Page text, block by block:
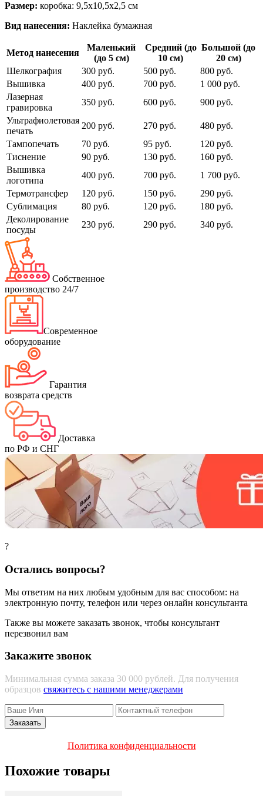
Размер: коробка: 9,5х10,5х2,5 см
Вид нанесения: Наклейка бумажная
Метод нанесения
Маленький
(до 5 см)
Средний (до
10 см)
Большой (до
20 см)
Шелкография
300 руб. 500 руб.
800 руб.
Вышивка
400 руб. 700 руб.
1 000 руб.
Лазерная
гравировка
350 руб. 600 руб.
900 руб.
Ультрафиолетовая
печать
200 руб. 270 руб.
480 руб.
Тампопечать
70 руб. 95 руб.
120 руб.
Тиснение
90 руб. 130 руб.
160 руб.
Вышивка
логотипа
400 руб. 700 руб.
1 700 руб.
Термотрансфер
120 руб. 150 руб.
290 руб.
Сублимация
80 руб. 120 руб.
180 руб.
Деколирование
посуды
230 руб. 290 руб. 340 руб.
Собственное
производство 24/7
Современное
оборудование
Гарантия
возврата средств
Доставка
по РФ и СНГ
?
Остались вопросы?
Мы ответим на них любым удобным для вас способом: на
электронную почту, телефон или через онлайн консультанта
Также вы можете заказать звонок, чтобы консультант
перезвонил вам
Закажите звонок
Минимальная сумма заказа 30 000 рублей. Для получения
образцов свяжитесь с нашими менеджерами
Политика конфиденциальности
Похожие товары